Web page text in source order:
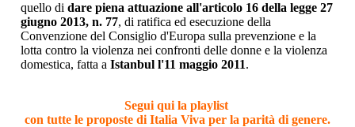
quello di dare piena attuazione all'articolo 16 della legge 27
giugno 2013, n. 77, di ratifica ed esecuzione della
Convenzione del Consiglio d'Europa sulla prevenzione e la
lotta contro la violenza nei confronti delle donne e la violenza
domestica, fatta a Istanbul l'11 maggio 2011.
Segui qui la playlist
con tutte le proposte di Italia Viva per la parità di genere.